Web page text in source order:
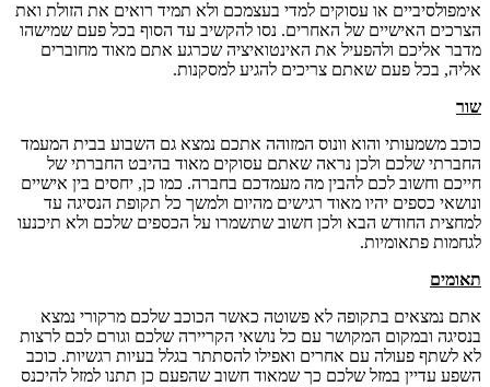
אימפולסיביים או עסוקים למדי בעצמכם ולא תמיד רואים את הזולת ואת
הצרכים האישיים של האחרים. נסו להקשיב עד הסוף בכל פעם שמישהו
מדבר אליכם ולהפעיל את האינטואיציה שכרגע אתם מאוד מחוברים
אליה, בכל פעם שאתם צריכים להגיע למסקנות.
שור
כוכב משמעותי והוא וונוס המזוהה אתכם נמצא גם השבוע בבית המעמד
החברתי שלכם ולכן נראה שאתם עסוקים מאוד בהיבט החברתי של
חייכם וחשוב לכם להבין מה מעמדכם בחברה. כמו כן, יחסים בין אישיים
ונושאי כספים יהיו מאוד רגישים מהיום ולמשך כל תקופת הנסיגה עד
למחצית החודש הבא ולכן חשוב שתשמרו על הכספים שלכם ולא תיכנעו
לגחמות פתאומיות.
תאומים
אתם נמצאים בתקופה לא פשוטה כאשר הכוכב שלכם מרקורי נמצא
בנסיגה ובמקום המקושר עם כל נושאי הקריירה שלכם וגורם לכם לרצות
לא לשתף פעולה עם אחרים ואפילו להסתתר בגלל בעיות רגשיות. כוכב
השפע עדיין במזל שלכם כך שמאוד חשוב שהפעם כן תתנו למזל להיכנס